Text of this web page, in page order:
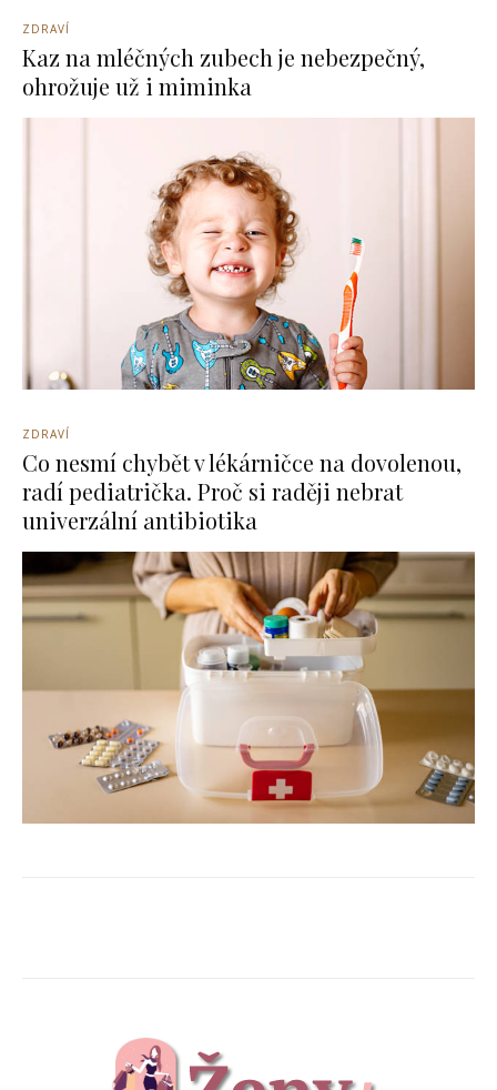
ZDRAVÍ
Kaz na mléčných zubech je nebezpečný,
ohrožuje už i miminka
ZDRAVÍ
Co nesmí chybět v lékárničce na dovolenou,
radí pediatrička. Proč si raději nebrat
univerzální antibiotika